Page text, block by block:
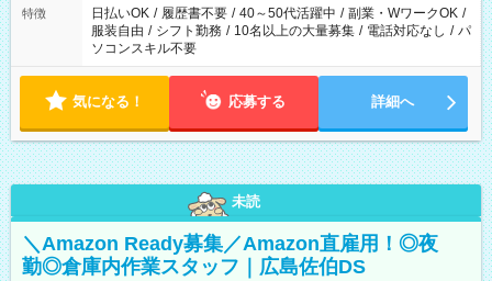
特徴 日払いOK / 履歴書不要 / 40～50代活躍中 / 副業・WワークOK /
服装自由 / シフト勤務 / 10名以上の大量募集 / 電話対応なし / パ
ソコンスキル不要
気になる！ 応募する 詳細へ
未読
＼Amazon Ready募集／Amazon直雇用！◎夜
勤◎倉庫内作業スタッフ｜広島佐伯DS